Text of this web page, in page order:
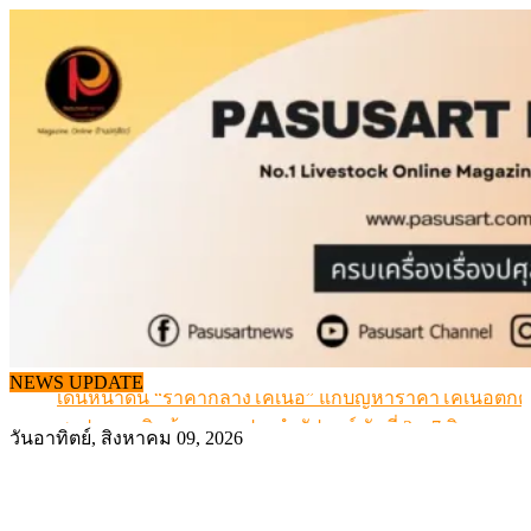
content
NEWS UPDATE
เดินหน้าดัน “ราคากลางโคเนื้อ” แก้ปัญหาราคาโคเนื้อตก
สรุปภาวะ สินค้าเกษตรประจำสัปดาห์ วันที่ 3 – 7 สิงหาคม
วันอาทิตย์, สิงหาคม 09, 2026